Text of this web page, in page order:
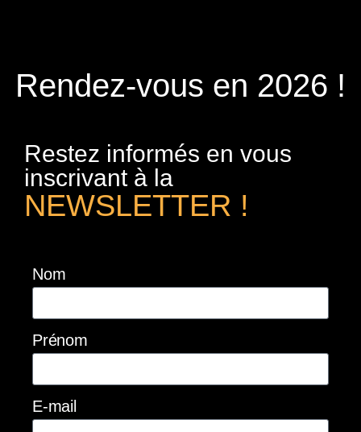
Rendez-vous en 2026 !
Restez informés en vous
inscrivant à la
NEWSLETTER !
Nom
Prénom
E-mail